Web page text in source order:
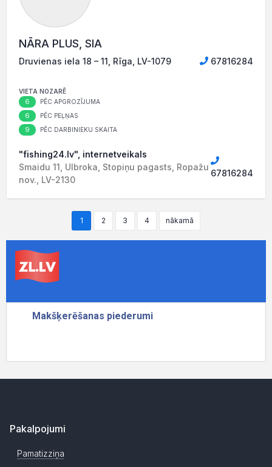
NĀRA PLUS, SIA
Druvienas iela 18 – 11, Rīga, LV-1079 67816284
VIETA NOZARĒ
6 PĒC APGROZĪJUMA
6 PĒC PEĻŅAS
9 PĒC DARBINIEKU SKAITA
"fishing24.lv", internetveikals
Smaidu 11, Ulbroka, Stopiņu pagasts, Ropažu
nov., LV-2130
67816284
1 2 3 4 nākamā
Pakalpojumi
Pamatizziņa